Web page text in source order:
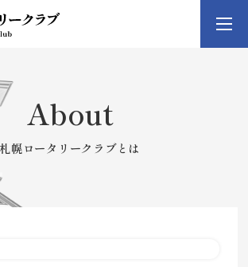
About
札幌ロータリークラブとは